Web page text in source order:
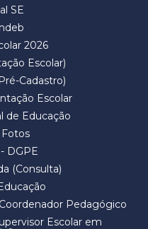
SE
2026
Escolar)
Cadastro)
Escolar
de Educação
Fotos
DGPE
(Consulta)
Pedagógico
Escolar em